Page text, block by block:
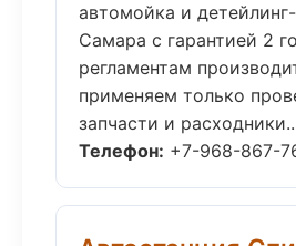
автомойка и
Самара с гарантией 2
регламентам
применяем только
запчасти и
Телефон: +7-968-867-